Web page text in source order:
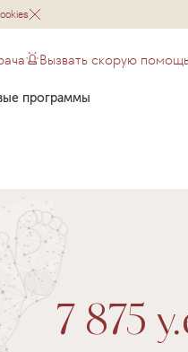
Вызвать скорую
программы
7 875